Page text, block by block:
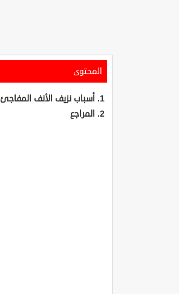
المحتوى
أسباب نزيف الأنف المفاجئ
المراجع